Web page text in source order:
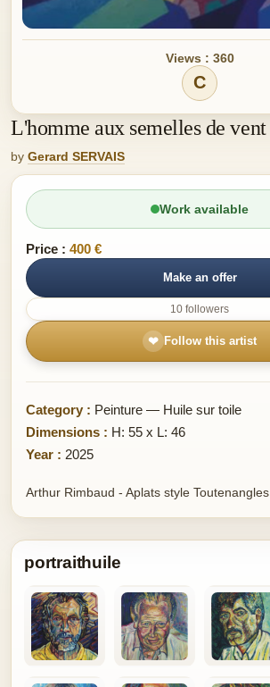
Views : 360
C
L'homme aux semelles de vent
by Gerard SERVAIS
Work available
Price : 400 €
Make an offer
10 followers
❤ Follow this artist
Category : Peinture — Huile sur toile
Dimensions : H: 55 x L: 46
Year : 2025
Arthur Rimbaud - Aplats style Toutenangles
portraithuile